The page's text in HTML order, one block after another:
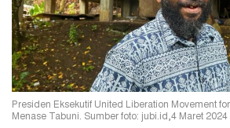
Presiden Eksekutif United Liberation Movement
Menase Tabuni. Sumber foto: jubi.id,4 Maret 2024